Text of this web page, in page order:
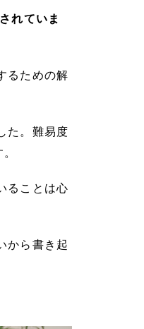
れていま
るための解
た。難易度
ることは心
から書き起